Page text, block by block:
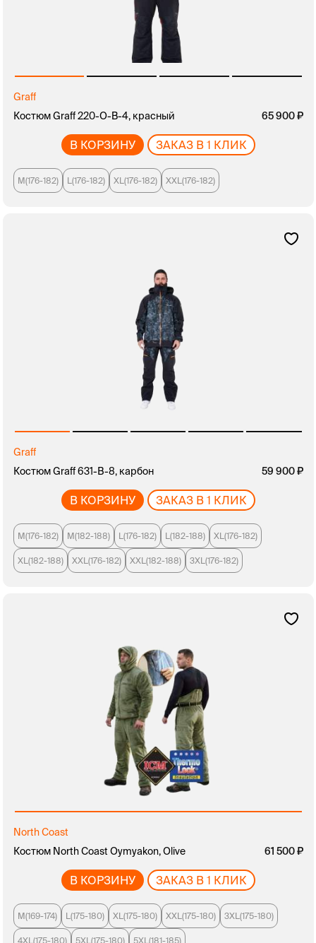
Graff
Костюм Graff 220-O-B-4, красный
65 900
В КОРЗИНУ ЗАКАЗ В 1 КЛИК
M(176-182) L(176-182) XL(176-182) XXL(176-182)
Graff
Костюм Graff 631-В-8, карбон
59 900
В КОРЗИНУ ЗАКАЗ В 1 КЛИК
M(176-182) M(182-188) L(176-182) L(182-188) XL(176-182)
XL(182-188) XXL(176-182) XXL(182-188) 3XL(176-182)
North Coast
Костюм North Coast Oymyakon, Olive
61 500
В КОРЗИНУ ЗАКАЗ В 1 КЛИК
M(169-174) L(175-180) XL(175-180) XXL(175-180) 3XL(175-180)
4XL(175-180) 5XL(175-180) 5XL(181-185)